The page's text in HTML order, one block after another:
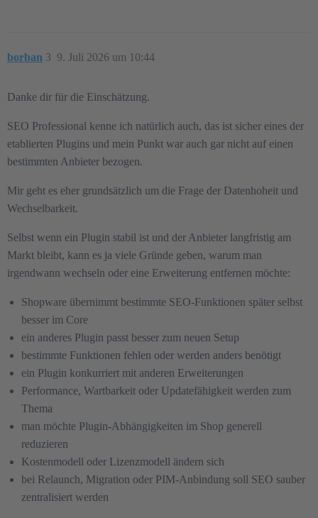
borban 9. Juli 2026 um 10:44
3
Danke dir für die Einschätzung.
SEO Professional kenne ich natürlich auch, das ist sicher eines der
etablierten Plugins und mein Punkt war auch gar nicht auf einen
bestimmten Anbieter bezogen.
Mir geht es eher grundsätzlich um die Frage der Datenhoheit und
Wechselbarkeit.
Selbst wenn ein Plugin stabil ist und der Anbieter langfristig am
Markt bleibt, kann es ja viele Gründe geben, warum man
irgendwann wechseln oder eine Erweiterung entfernen möchte:
Shopware übernimmt bestimmte SEO-Funktionen später selbst
besser im Core
ein anderes Plugin passt besser zum neuen Setup
bestimmte Funktionen fehlen oder werden anders benötigt
ein Plugin konkurriert mit anderen Erweiterungen
Performance, Wartbarkeit oder Updatefähigkeit werden zum
Thema
man möchte Plugin-Abhängigkeiten im Shop generell
reduzieren
Kostenmodell oder Lizenzmodell ändern sich
bei Relaunch, Migration oder PIM-Anbindung soll SEO sauber
zentralisiert werden